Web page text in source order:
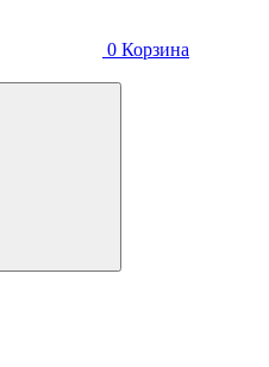
0 Корзина